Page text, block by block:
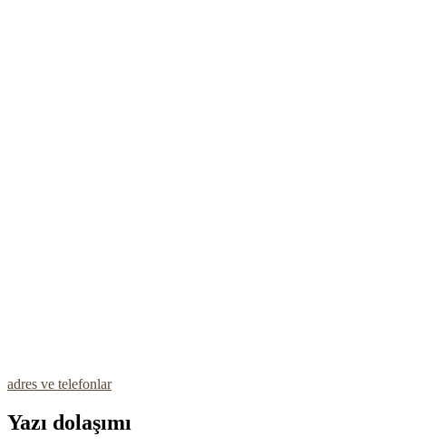
adres ve telefonlar
Yazı dolaşımı